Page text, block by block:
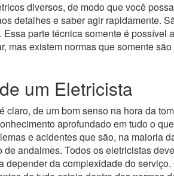
diversos, de modo que você
detalhes e saber agir rapidamente.
parte técnica somente é possível
existem normas que somente
um Eletricista
de um bom senso na hora da
aprofundado em tudo o
e acidentes que são, na maioria
andaimes. Todos os eletricistas
da complexidade do